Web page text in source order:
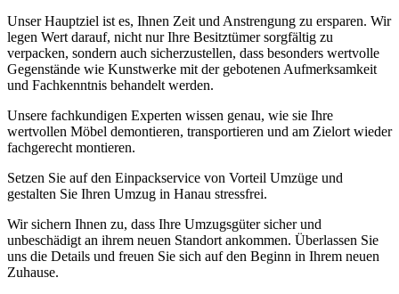
Unser Hauptziel ist es, Ihnen Zeit und Anstrengung zu ersparen. Wir
legen Wert darauf, nicht nur Ihre Besitztümer sorgfältig zu
verpacken, sondern auch sicherzustellen, dass besonders wertvolle
Gegenstände wie Kunstwerke mit der gebotenen Aufmerksamkeit
und Fachkenntnis behandelt werden.
Unsere fachkundigen Experten wissen genau, wie sie Ihre
wertvollen Möbel demontieren, transportieren und am Zielort wieder
fachgerecht montieren.
Setzen Sie auf den Einpackservice von Vorteil Umzüge und
gestalten Sie Ihren Umzug in Hanau stressfrei.
Wir sichern Ihnen zu, dass Ihre Umzugsgüter sicher und
unbeschädigt an ihrem neuen Standort ankommen. Überlassen Sie
uns die Details und freuen Sie sich auf den Beginn in Ihrem neuen
Zuhause.